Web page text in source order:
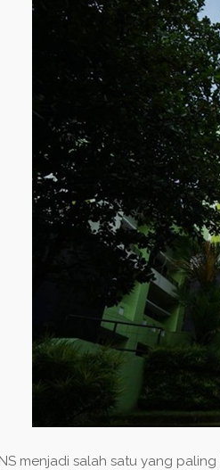
menjadi salah satu yang paling